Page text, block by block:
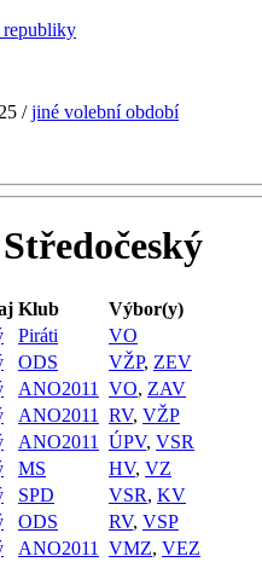
/jiné volební období
Klub Výbor(y)
Piráti VO
ODS VŽP, ZEV
ANO2011 VO, ZAV
ANO2011 RV, VŽP
ANO2011 ÚPV, VSR
MS HV, VZ
SPD VSR, KV
ODS RV, VSP
ANO2011 VMZ, VEZ